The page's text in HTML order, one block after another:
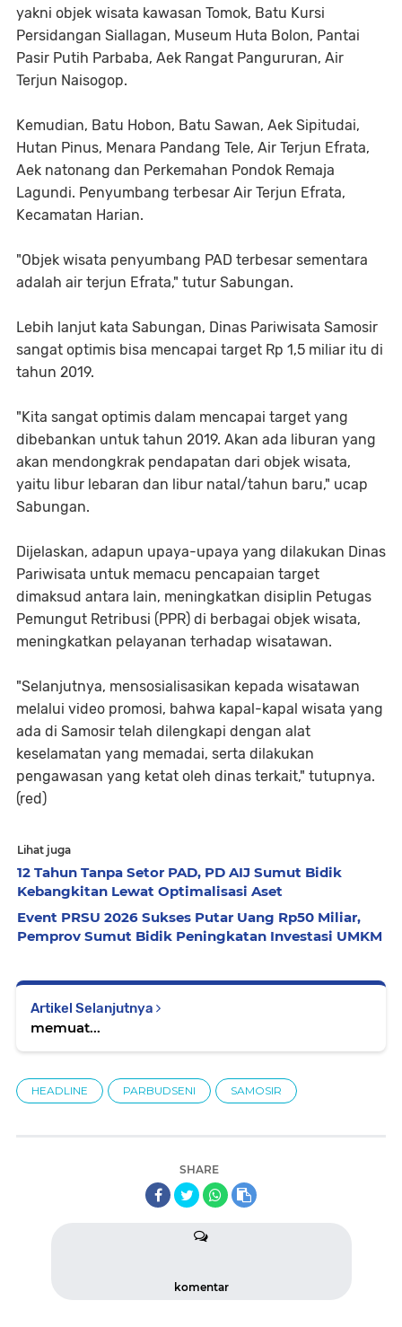
yakni objek wisata kawasan Tomok, Batu Kursi
Persidangan Siallagan, Museum Huta Bolon, Pantai
Pasir Putih Parbaba, Aek Rangat Pangururan, Air
Terjun Naisogop.
Kemudian, Batu Hobon, Batu Sawan, Aek Sipitudai,
Hutan Pinus, Menara Pandang Tele, Air Terjun Efrata,
Aek natonang dan Perkemahan Pondok Remaja
Lagundi. Penyumbang terbesar Air Terjun Efrata,
Kecamatan Harian.
"Objek wisata penyumbang PAD terbesar sementara
adalah air terjun Efrata," tutur Sabungan.
Lebih lanjut kata Sabungan, Dinas Pariwisata Samosir
sangat optimis bisa mencapai target Rp 1,5 miliar itu di
tahun 2019.
"Kita sangat optimis dalam mencapai target yang
dibebankan untuk tahun 2019. Akan ada liburan yang
akan mendongkrak pendapatan dari objek wisata,
yaitu libur lebaran dan libur natal/tahun baru," ucap
Sabungan.
Dijelaskan, adapun upaya-upaya yang dilakukan Dinas
Pariwisata untuk memacu pencapaian target
dimaksud antara lain, meningkatkan disiplin Petugas
Pemungut Retribusi (PPR) di berbagai objek wisata,
meningkatkan pelayanan terhadap wisatawan.
"Selanjutnya, mensosialisasikan kepada wisatawan
melalui video promosi, bahwa kapal-kapal wisata yang
ada di Samosir telah dilengkapi dengan alat
keselamatan yang memadai, serta dilakukan
pengawasan yang ketat oleh dinas terkait," tutupnya.
(red)
Lihat juga
12 Tahun Tanpa Setor PAD, PD AIJ Sumut Bidik
Kebangkitan Lewat Optimalisasi Aset
Event PRSU 2026 Sukses Putar Uang Rp50 Miliar,
Pemprov Sumut Bidik Peningkatan Investasi UMKM
Artikel Selanjutnya
memuat...
HEADLINE PARBUDSENI SAMOSIR
SHARE
komentar